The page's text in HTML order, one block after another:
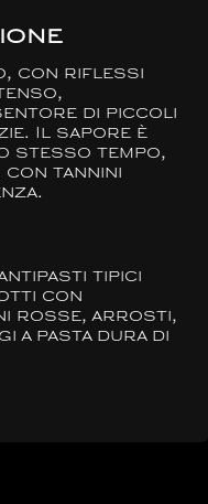
con riflessi
di piccoli
Il sapore è
stesso tempo,
tannini
tipici
con
rosse, arrosti,
a pasta dura di